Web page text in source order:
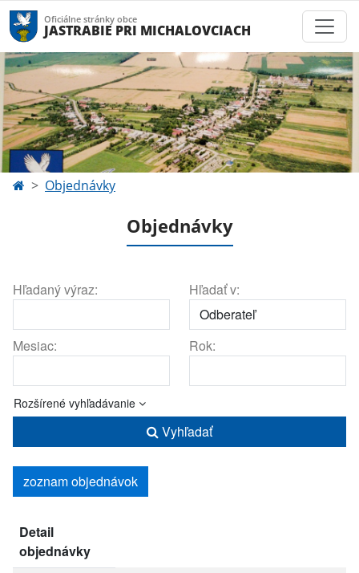
Oficiálne stránky obce
JASTRABIE PRI MICHALOVCIACH
Objednávky
Objednávky
Hľadaný výraz: Hľadať v:
Mesiac: Rok:
Rozšírené vyhľadávanie
Vyhľadať
zoznam objednávok
Detail
objednávky